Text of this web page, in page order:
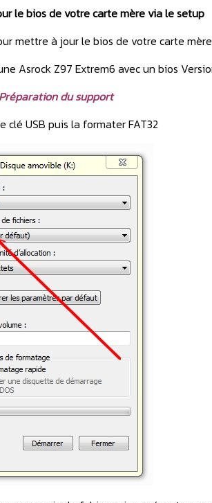
le bios de votre carte mère via le setup
mettre à jour le bios de votre carte
Asrock Z97 Extrem6 avec un bios
Préparation du support
clé USB puis la formater FAT32